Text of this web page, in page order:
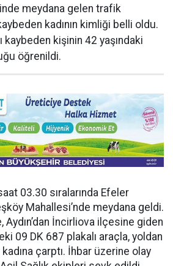
meydana gelen trafik
kadının kimliği belli oldu.
kaybeden kişinin 42 yaşındaki
öğrenildi.
03.30 sıralarında Efeler
Mahallesi’nde meydana geldi.
Aydın’dan İncirliova ilçesine giden
09 DK 687 plakalı araçla, yoldan
çarptı. İhbar üzerine olay